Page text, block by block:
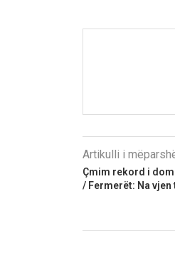
Artikulli i
Çmim rekord i
/ Fermerët: Na